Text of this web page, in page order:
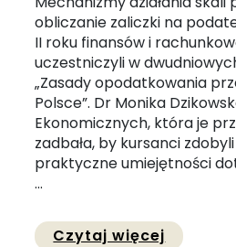
obliczanie zaliczki na
II roku finansów i
uczestniczyli w
„Zasady opodatkowania
Polsce”. Dr Monika
Ekonomicznych, która je
zadbała, by kursanci
praktyczne umiejętności
...
Czytaj więcej